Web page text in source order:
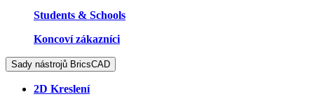
Students & Schools
Koncoví zákazníci
Sady nástrojů BricsCAD
2D Kreslení